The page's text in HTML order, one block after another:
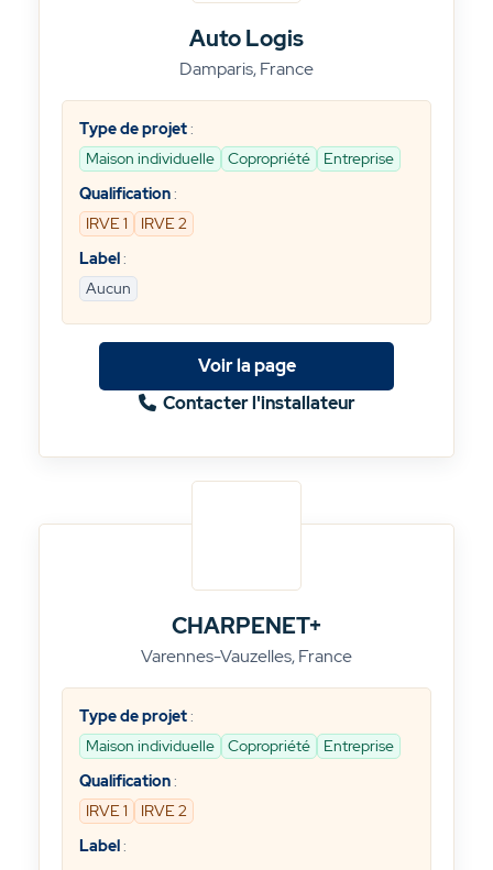
Auto Logis
Damparis, France
Type de projet:
Maison individuelle
Copropriété
Entreprise
Qualification:
IRVE 1
IRVE 2
Label:
Aucun
Voir la page
Contacter l'installateur
CHARPENET+
Varennes-Vauzelles, France
Type de projet:
Maison individuelle
Copropriété
Entreprise
Qualification:
IRVE 1
IRVE 2
Label: